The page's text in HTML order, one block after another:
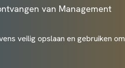
van Management
veilig opslaan en gebruiken om